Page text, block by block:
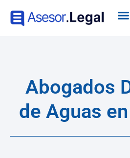
Abogados
de Aguas